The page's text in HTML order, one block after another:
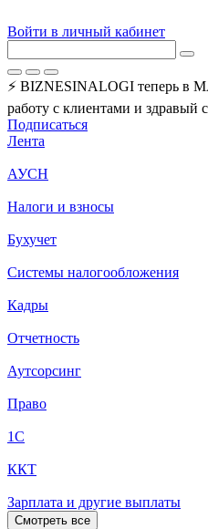
Войти в личный кабинет
⚡ BIZNESINALOGI теперь в
работу с клиентами и здравый
Подписаться
Лента
АУСН
Налоги и взносы
Бухучет
Системы налогообложения
Кадры
Отчетность
Аутсорсинг
Право
1С
ККТ
Зарплата и другие выплаты
Смотреть все